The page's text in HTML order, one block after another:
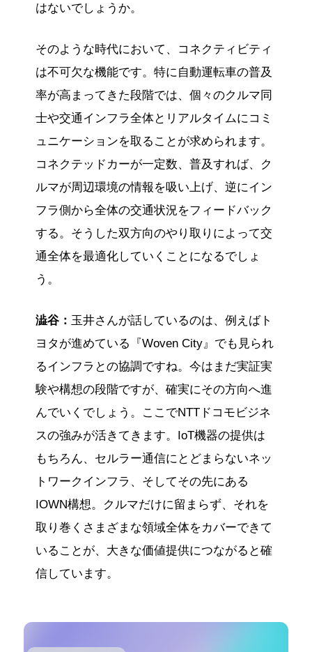
はないでしょうか。
そのような時代において、コネクティビティ
は不可欠な機能です。特に自動運転車の普及
率が高まってきた段階では、個々のクルマ同
士や交通インフラ全体とリアルタイムにコミ
ュニケーションを取ることが求められます。
コネクテッドカーが一定数、普及すれば、ク
ルマが周辺環境の情報を吸い上げ、逆にイン
フラ側から全体の交通状況をフィードバック
する。そうした双方向のやり取りによって交
通全体を最適化していくことになるでしょ
う。
澁谷： 玉井さんが話しているのは、例えばト
ヨタが進めている『Woven City』でも見られ
るインフラとの協調ですね。今はまだ実証実
験や構想の段階ですが、確実にその方向へ進
んでいくでしょう。ここでNTTドコモビジネ
スの強みが活きてきます。IoT機器の提供は
もちろん、セルラー通信にとどまらないネッ
トワークインフラ、そしてその先にある
IOWN構想。クルマだけに留まらず、それを
取り巻くさまざまな領域全体をカバーできて
いることが、大きな価値提供につながると確
信しています。